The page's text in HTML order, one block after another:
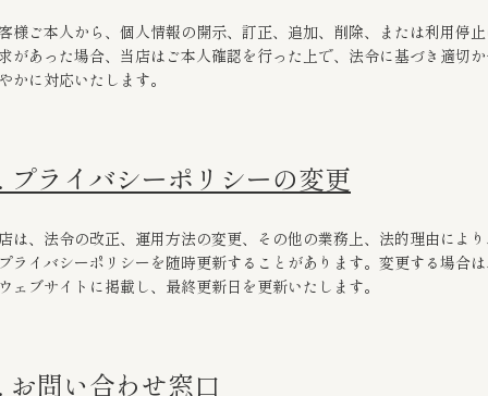
様ご本人から、個人情報の開示、訂正、追加、削除、または利用停
があった場合、当店はご本人確認を行った上で、法令に基づき適切か
かに対応いたします。
プライバシーポリシーの変更
は、法令の改正、運用方法の変更、その他の業務上、法的理由により
ライバシーポリシーを随時更新することがあります。変更する場合は
ェブサイトに掲載し、最終更新日を更新いたします。
お問い合わせ窓口